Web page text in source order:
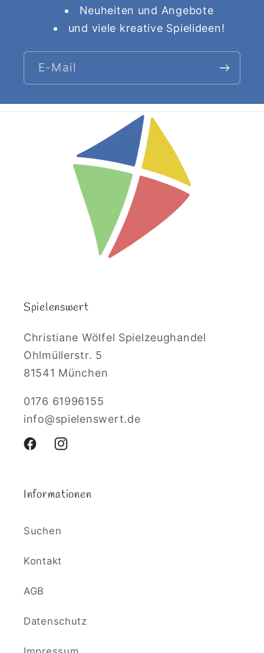
Neuheiten und Angebote
und viele kreative Spielideen!
E-Mail
Spielenswert
Christiane Wölfel Spielzeughandel
Ohlmüllerstr. 5
81541 München
0176 61996155
info@spielenswert.de
FacebookInstagram
Informationen
Suchen
Kontakt
AGB
Datenschutz